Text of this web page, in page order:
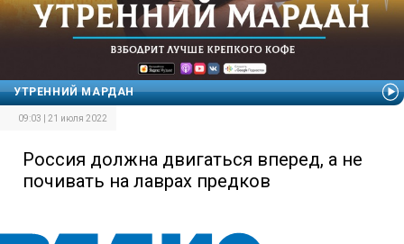
УТРЕННИЙ МАРДАН
09:03 | 21 июля 2022
Россия должна двигаться вперед, а не
почивать на лаврах предков